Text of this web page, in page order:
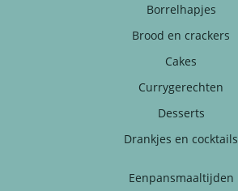
Borrelhapjes
Brood en crackers
Cakes
Currygerechten
Desserts
Drankjes en cocktails
Eenpansmaaltijden